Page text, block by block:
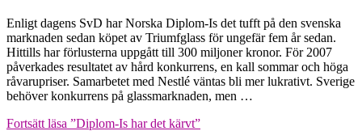
Enligt dagens SvD har Norska Diplom-Is det tufft på den svenska
marknaden sedan köpet av Triumfglass för ungefär fem år sedan.
Hittills har förlusterna uppgått till 300 miljoner kronor. För 2007
påverkades resultatet av hård konkurrens, en kall sommar och höga
råvarupriser. Samarbetet med Nestlé väntas bli mer lukrativt. Sverige
behöver konkurrens på glassmarknaden, men …
Fortsätt läsa ”Diplom-Is har det kärvt”